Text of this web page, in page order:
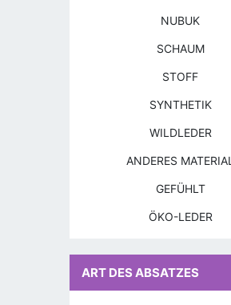
NUBUK
SCHAUM
STOFF
SYNTHETIK
WILDLEDER
ANDERES MATERIAL
GEFÜHLT
ÖKO-LEDER
ART DES ABSATZES